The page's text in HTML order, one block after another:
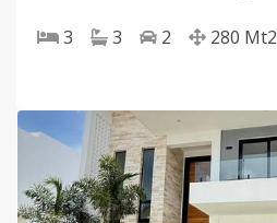
3 3 2 280 Mt2